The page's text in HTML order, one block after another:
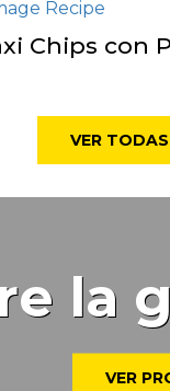
Chips con
VER
la
VER